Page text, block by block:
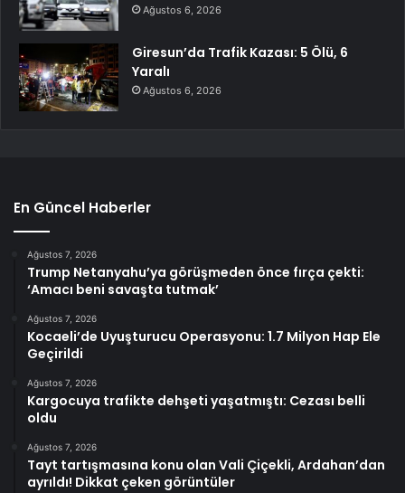
Ağustos 6, 2026
Giresun’da Trafik Kazası: 5 Ölü, 6
Yaralı
Ağustos 6, 2026
En Güncel Haberler
Ağustos 7, 2026
Trump Netanyahu’ya görüşmeden önce fırça çekti:
‘Amacı beni savaşta tutmak’
Ağustos 7, 2026
Kocaeli’de Uyuşturucu Operasyonu: 1.7 Milyon Hap Ele
Geçirildi
Ağustos 7, 2026
Kargocuya trafikte dehşeti yaşatmıştı: Cezası belli
oldu
Ağustos 7, 2026
Tayt tartışmasına konu olan Vali Çiçekli, Ardahan’dan
ayrıldı! Dikkat çeken görüntüler